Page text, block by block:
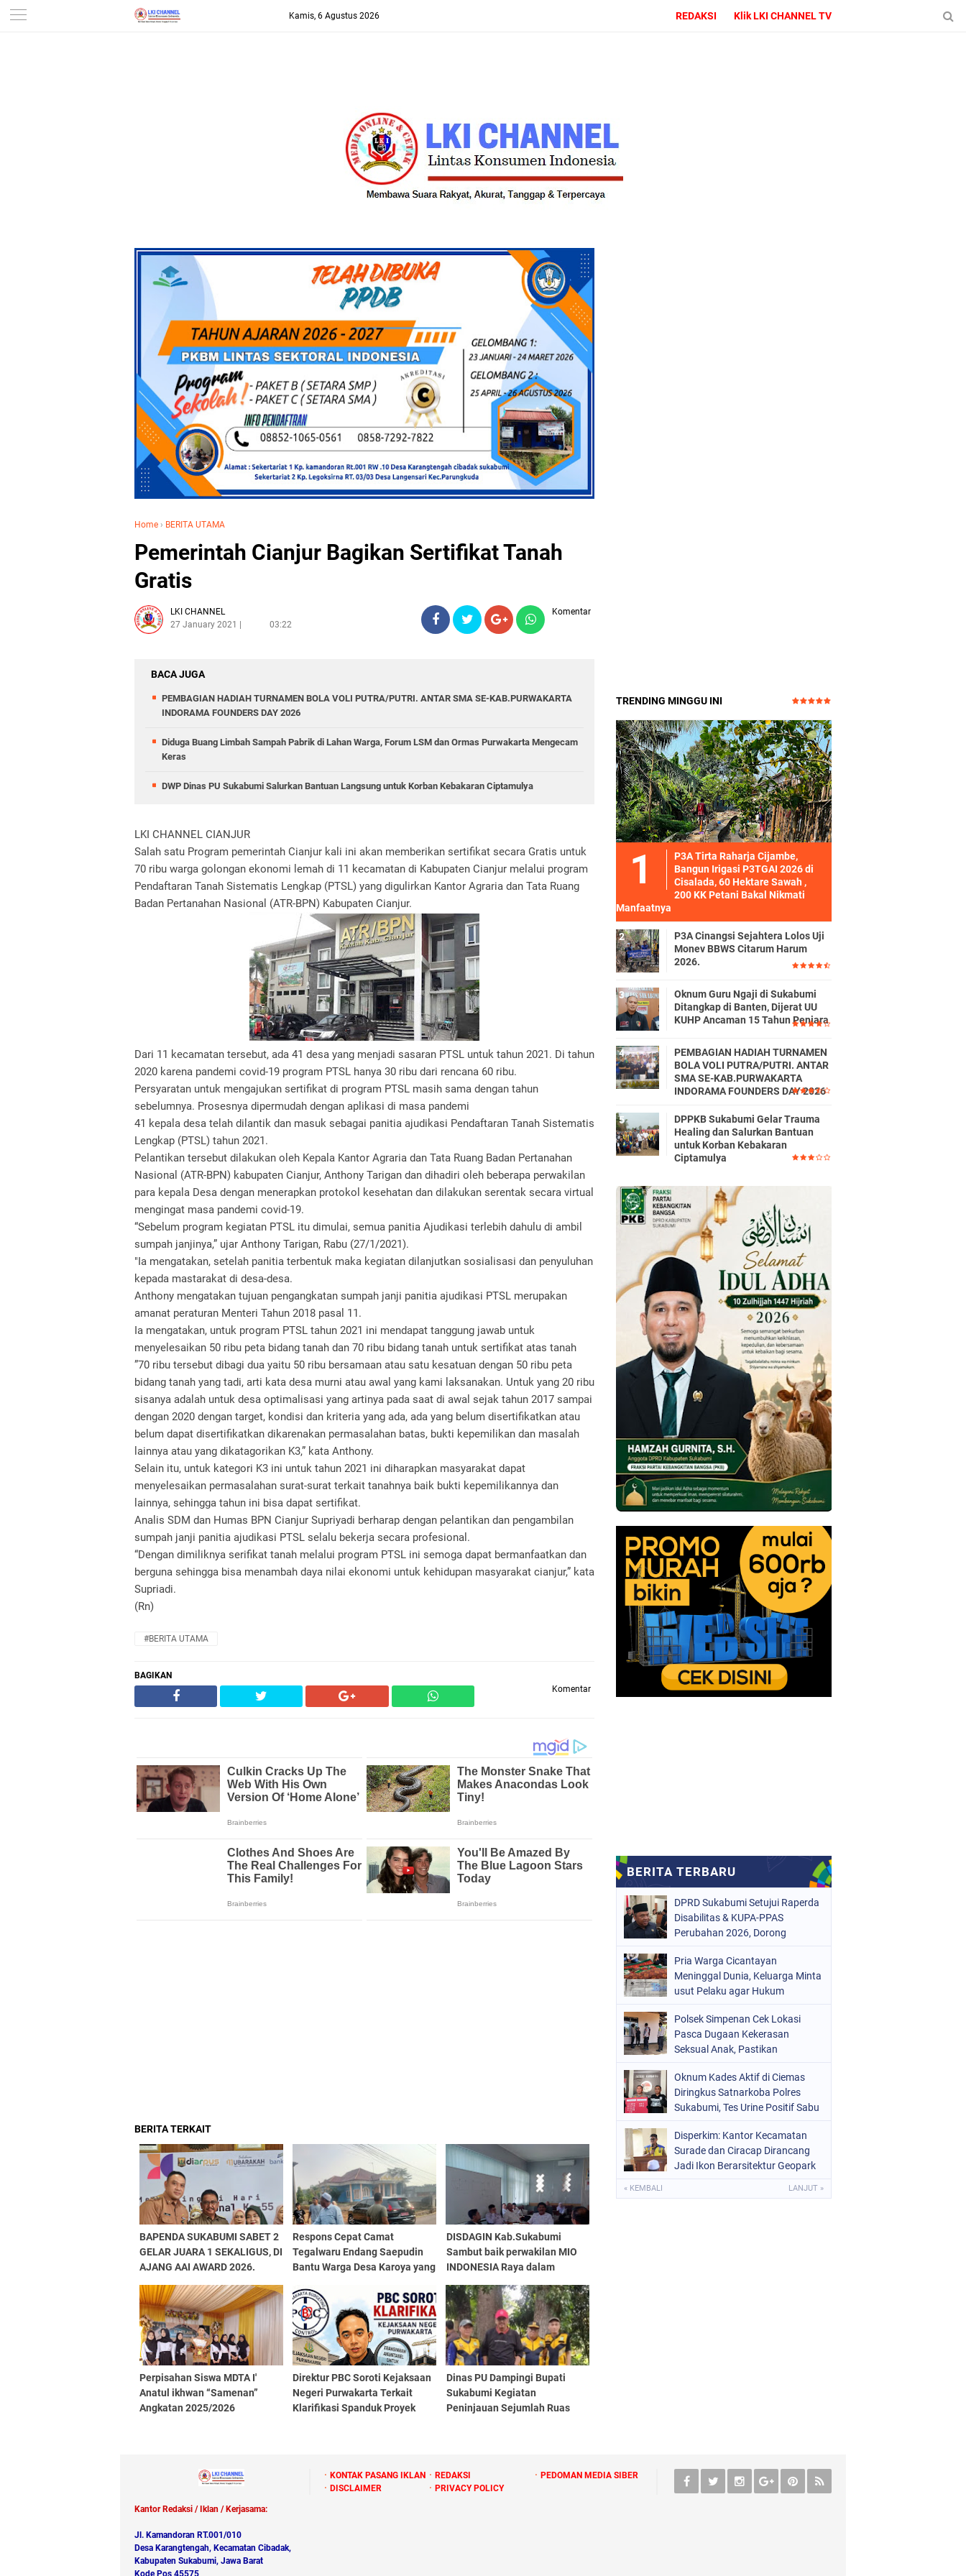
-->
Kamis, 6 Agustus 2026 REDAKSI Klik LKI CHANNEL TV
Home › BERITA UTAMA
Pemerintah Cianjur Bagikan Sertifikat Tanah
Gratis
LKI CHANNEL
27 January 2021
03:22
Komentar
BACA JUGA
PEMBAGIAN HADIAH TURNAMEN BOLA VOLI PUTRA/PUTRI. ANTAR SMA SE-KAB.PURWAKARTA
INDORAMA FOUNDERS DAY 2026
Diduga Buang Limbah Sampah Pabrik di Lahan Warga, Forum LSM dan Ormas Purwakarta Mengecam
Keras
DWP Dinas PU Sukabumi Salurkan Bantuan Langsung untuk Korban Kebakaran Ciptamulya
LKI CHANNEL CIANJUR
Salah satu Program pemerintah Cianjur kali ini akan memberikan sertifikat secara Gratis untuk
70 ribu warga golongan ekonomi lemah di 11 kecamatan di Kabupaten Cianjur melalui program
Pendaftaran Tanah Sistematis Lengkap (PTSL) yang digulirkan Kantor Agraria dan Tata Ruang
Badan Pertanahan Nasional (ATR-BPN) Kabupaten Cianjur.
Dari 11 kecamatan tersebut, ada 41 desa yang menjadi sasaran PTSL untuk tahun 2021. Di tahun
2020 karena pandemi covid-19 program PTSL hanya 30 ribu dari rencana 60 ribu.
Persyaratan untuk mengajukan sertifikat di program PTSL masih sama dengan tahun
sebelumnya. Prosesnya dipermudah dengan aplikasi di masa pandemi
41 kepala desa telah dilantik dan masuk sebagai panitia ajudikasi Pendaftaran Tanah Sistematis
Lengkap (PTSL) tahun 2021.
Pelantikan tersebut dilakukan oleh Kepala Kantor Agraria dan Tata Ruang Badan Pertanahan
Nasional (ATR-BPN) kabupaten Cianjur, Anthony Tarigan dan dihadiri oleh beberapa perwakilan
para kepala Desa dengan menerapkan protokol kesehatan dan dilakukan serentak secara virtual
mengingat masa pandemi covid-19.
“Sebelum program kegiatan PTSL itu dimulai, semua panitia Ajudikasi terlebih dahulu di ambil
sumpah janjinya,” ujar Anthony Tarigan, Rabu (27/1/2021).
"Ia mengatakan, setelah panitia terbentuk maka kegiatan dilanjutkan sosialisasi dan penyuluhan
kepada mastarakat di desa-desa.
Anthony mengatakan tujuan pengangkatan sumpah janji panitia ajudikasi PTSL merupakan
amanat peraturan Menteri Tahun 2018 pasal 11.
Ia mengatakan, untuk program PTSL tahun 2021 ini mendapat tanggung jawab untuk
menyelesaikan 50 ribu peta bidang tanah dan 70 ribu bidang tanah untuk sertifikat atas tanah
”70 ribu tersebut dibagi dua yaitu 50 ribu bersamaan atau satu kesatuan dengan 50 ribu peta
bidang tanah yang tadi, arti kata desa murni atau awal yang kami laksanakan. Untuk yang 20 ribu
sisanya adalah untuk desa optimalisasi yang artinya pada saat di awal sejak tahun 2017 sampai
dengan 2020 dengan target, kondisi dan kriteria yang ada, ada yang belum disertifikatkan atau
belum dapat disertifikatkan dikarenakan permasalahan batas, bukti kepemilikan dan masalah
lainnya atau yang dikatagorikan K3,” kata Anthony.
Selain itu, untuk kategori K3 ini untuk tahun 2021 ini diharapkan masyarakat dapat
menyelesaikan permasalahan surat-surat terkait tanahnya baik bukti kepemilikannya dan
lainnya, sehingga tahun ini bisa dapat sertifikat.
Analis SDM dan Humas BPN Cianjur Supriyadi berharap dengan pelantikan dan pengambilan
sumpah janji panitia ajudikasi PTSL selalu bekerja secara profesional.
“Dengan dimiliknya serifikat tanah melalui program PTSL ini semoga dapat bermanfaatkan dan
berguna sehingga bisa menambah daya nilai ekonomi untuk kehidupan masyarakat cianjur,” kata
Supriadi.
(Rn)
#BERITA UTAMA
BAGIKAN
Komentar
BERITA TERKAIT
BAPENDA SUKABUMI SABET 2
GELAR JUARA 1 SEKALIGUS, DI
AJANG AAI AWARD 2026.
Respons Cepat Camat
Tegalwaru Endang Saepudin
Bantu Warga Desa Karoya yang
DISDAGIN Kab.Sukabumi
Sambut baik perwakilan MIO
INDONESIA Raya dalam
rapat DISDAGIN
Perpisahan Siswa MDTA I'
Anatul ikhwan “Samenan”
Angkatan 2025/2026
Direktur PBC Soroti Kejaksaan
Negeri Purwakarta Terkait
Klarifikasi Spanduk Proyek
Dinas PU Dampingi Bupati
Sukabumi Kegiatan
Peninjauan Sejumlah Ruas
TRENDING MINGGU INI
P3A Tirta Raharja Cijambe,
Bangun Irigasi P3TGAI 2026 di
Cisalada, 60 Hektare Sawah ,
200 KK Petani Bakal Nikmati
Manfaatnya
P3A Cinangsi Sejahtera Lolos Uji
Monev BBWS Citarum Harum
2026.
Oknum Guru Ngaji di Sukabumi
Ditangkap di Banten, Dijerat UU
KUHP Ancaman 15 Tahun Penjara
PEMBAGIAN HADIAH TURNAMEN
BOLA VOLI PUTRA/PUTRI. ANTAR
SMA SE-KAB.PURWAKARTA
INDORAMA FOUNDERS DAY 2026
DPPKB Sukabumi Gelar Trauma
Healing dan Salurkan Bantuan
untuk Korban Kebakaran
Ciptamulya
DPRD Sukabumi Setujui Raperda
Disabilitas & KUPA-PPAS
Perubahan 2026, Dorong
Pria Warga Cicantayan
Meninggal Dunia, Keluarga Minta
usut Pelaku agar Hukum
Polsek Simpenan Cek Lokasi
Pasca Dugaan Kekerasan
Seksual Anak, Pastikan
Oknum Kades Aktif di Ciemas
Diringkus Satnarkoba Polres
Sukabumi, Tes Urine Positif Sabu
Disperkim: Kantor Kecamatan
Surade dan Ciracap Dirancang
Jadi Ikon Berarsitektur Geopark
« KEMBALI LANJUT »
Kantor Redaksi / Iklan / Kerjasama:
Jl. Kamandoran RT.001/010
Desa Karangtengah, Kecamatan Cibadak,
Kabupaten Sukabumi, Jawa Barat
Kode Pos 45575
KONTAK PASANG IKLAN REDAKSI
PEDOMAN MEDIA SIBER
DISCLAIMER
PRIVACY POLICY